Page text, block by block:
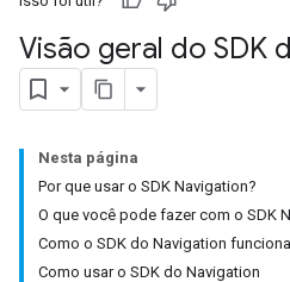
Visão geral do SDK
Nesta página
Por que usar o SDK Navigation?
O que você pode fazer com o SDK
Como o SDK do Navigation funciona
Como usar o SDK do Navigation